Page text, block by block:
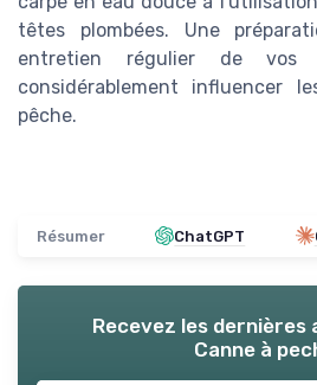
têtes plombées. Une
entretien régulier de vos
considérablement influencer
pêche.
Résumer ChatGPT
Recevez les dernières
Canne à